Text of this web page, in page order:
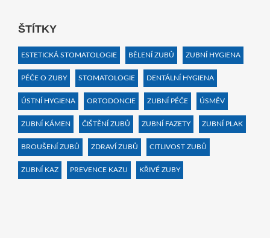
ŠTÍTKY
ESTETICKÁ STOMATOLOGIE BĚLENÍ ZUBŮ ZUBNÍ HYGIENA
PÉČE O ZUBY STOMATOLOGIE DENTÁLNÍ HYGIENA
ÚSTNÍ HYGIENA ORTODONCIE ZUBNÍ PÉČE ÚSMĚV
ZUBNÍ KÁMEN ČIŠTĚNÍ ZUBŮ ZUBNÍ FAZETY ZUBNÍ PLAK
BROUŠENÍ ZUBŮ ZDRAVÍ ZUBŮ CITLIVOST ZUBŮ
ZUBNÍ KAZ PREVENCE KAZU KŘIVÉ ZUBY